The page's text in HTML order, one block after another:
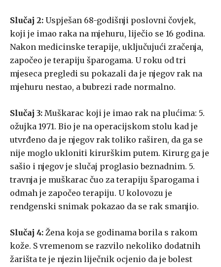
Slučaj 2: Uspješan 68-godišnji poslovni čovjek,
koji je imao raka na mjehuru, liječio se 16 godina.
Nakon medicinske terapije, uključujući zračenja,
započeo je terapiju šparogama. U roku od tri
mjeseca pregledi su pokazali da je njegov rak na
mjehuru nestao, a bubrezi rade normalno.
Slučaj 3: Muškarac koji je imao rak na plućima: 5.
ožujka 1971. Bio je na operacijskom stolu kad je
utvrđeno da je njegov rak toliko raširen, da ga se
nije moglo ukloniti kirurškim putem. Kirurg ga je
sašio i njegov je slučaj proglasio beznadnim. 5.
travnja je muškarac čuo za terapiju šparogama i
odmah je započeo terapiju. U kolovozu je
rendgenski snimak pokazao da se rak smanjio.
Slučaj 4: Žena koja se godinama borila s rakom
kože. S vremenom se razvilo nekoliko dodatnih
žarišta te je njezin liječnik ocjenio da je bolest